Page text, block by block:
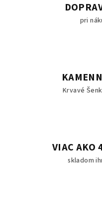
pri
Krvavé
VIAC AKO
skladom